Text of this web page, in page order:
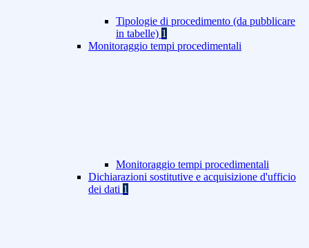
Tipologie di procedimento (da pubblicare
in tabelle) 1
Monitoraggio tempi procedimentali
Monitoraggio tempi procedimentali
Dichiarazioni sostitutive e acquisizione d'ufficio
dei dati 1